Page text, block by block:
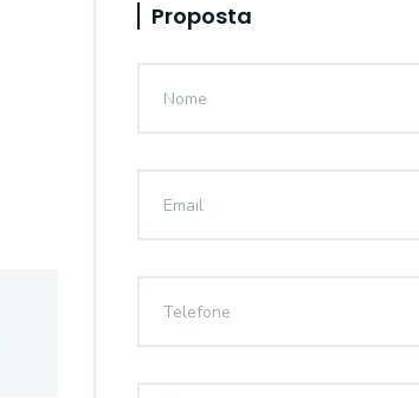
Proposta